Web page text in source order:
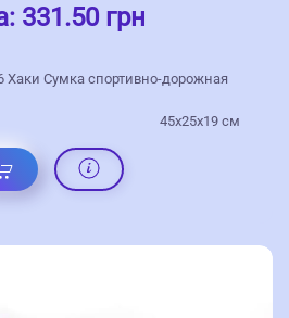
331.50 грн
Хаки Сумка спортивно-дорожная
45х25х19 см